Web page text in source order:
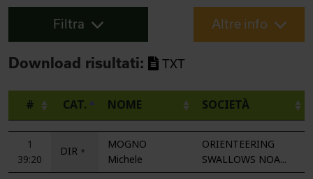
Altre info
Filtra
Download risultati: TXT
# CAT. NOME SOCIETÀ
1
39:20
DIR *
MOGNO
Michele
ORIENTEERING
SWALLOWS NOA...